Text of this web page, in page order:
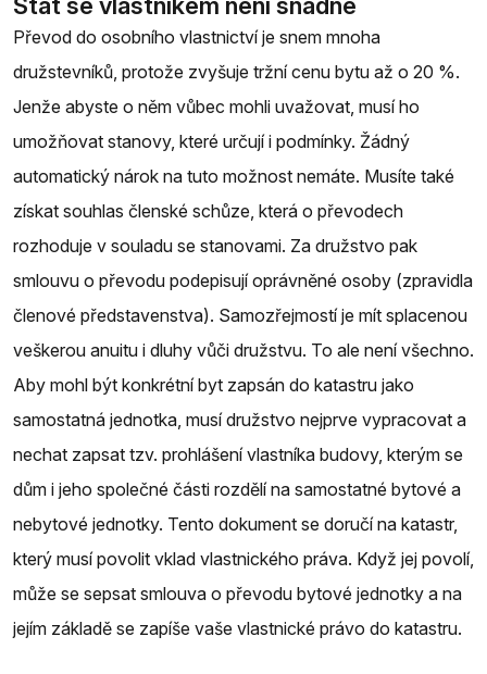
Převod do osobního vlastnictví je snem mnoha
družstevníků, protože zvyšuje tržní cenu bytu až o 20 %.
Jenže abyste o něm vůbec mohli uvažovat, musí ho
umožňovat stanovy, které určují i podmínky. Žádný
automatický nárok na tuto možnost nemáte. Musíte také
získat souhlas členské schůze, která o převodech
rozhoduje v souladu se stanovami. Za družstvo pak
smlouvu o převodu podepisují oprávněné osoby (zpravidla
členové představenstva). Samozřejmostí je mít splacenou
veškerou anuitu i dluhy vůči družstvu. To ale není všechno.
Aby mohl být konkrétní byt zapsán do katastru jako
samostatná jednotka, musí družstvo nejprve vypracovat a
nechat zapsat tzv. prohlášení vlastníka budovy, kterým se
dům i jeho společné části rozdělí na samostatné bytové a
nebytové jednotky. Tento dokument se doručí na katastr,
který musí povolit vklad vlastnického práva. Když jej povolí,
může se sepsat smlouva o převodu bytové jednotky a na
jejím základě se zapíše vaše vlastnické právo do katastru.